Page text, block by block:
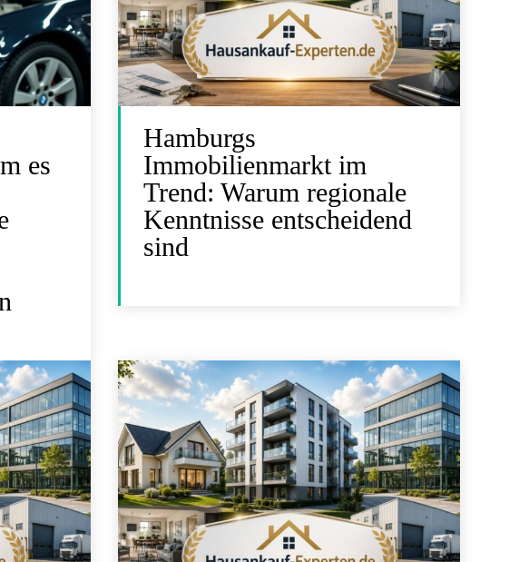
es
Hamburgs
Immobilienmarkt im
Trend: Warum regionale
Kenntnisse entscheidend
sind